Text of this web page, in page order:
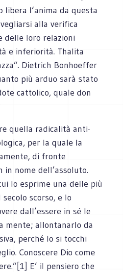
libera l’anima da questa
alla verifica
delle loro relazioni
e inferiorità. Thalita
Dietrich Bonhoeffer
più arduo sarà stato
cattolico, quale don
quella radicalità anti-
per la quale la
di fronte
in nome dell’assoluto.
lo esprime una delle più
scorso, e lo
dall’essere in sé le
mente; allontanarlo da
perché lo si tocchi
Conoscere Dio come
E’ il pensiero che